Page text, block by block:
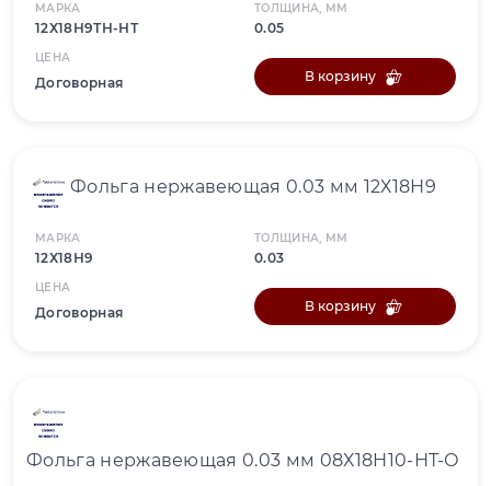
МАРКА
12Х18Н9ТН-НТ
ТОЛЩИНА, ММ
0.05
ЦЕНА
Договорная В корзину
Фольга нержавеющая 0.03 мм 12Х18Н9
МАРКА
12Х18Н9
ТОЛЩИНА, ММ
0.03
ЦЕНА
Договорная В корзину
Фольга нержавеющая 0.03 мм 08Х18Н10-НТ-О